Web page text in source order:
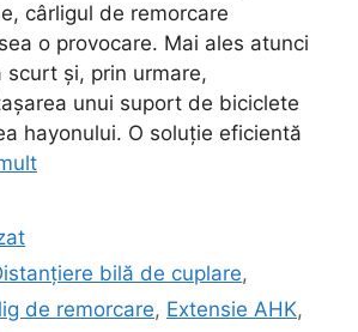
cârligul de remorcare
o provocare. Mai ales atunci
scurt și, prin urmare,
unui suport de biciclete
hayonului. O soluție eficientă
bilă de cuplare,
de remorcare, Extensie AHK,